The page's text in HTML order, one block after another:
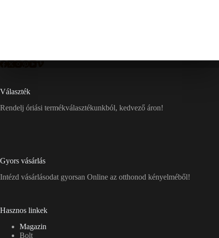
Választék
Rendelj óriási termékválasztékunkból, kedvező áron!
Gyors vásárlás
Intézd vásárlásodat gyorsan Online az otthonod kényelméből!
Hasznos linkek
Magazin
Bolt